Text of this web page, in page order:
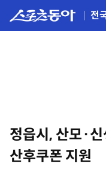
전
정읍시, 산모·
산후쿠폰 지원